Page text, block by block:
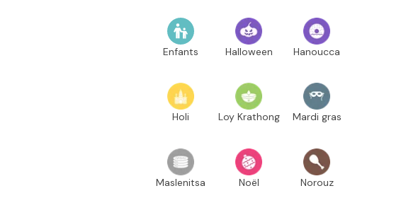
Enfants Halloween Hanoucca
Holi Loy Krathong Mardi gras
Maslenitsa Noël Norouz